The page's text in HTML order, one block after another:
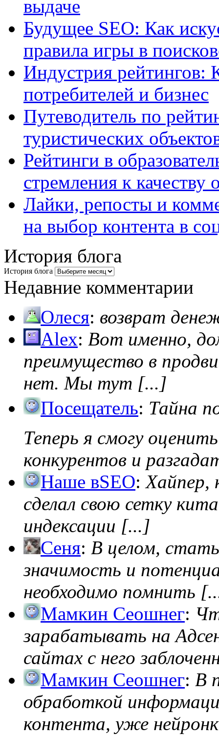
выдаче
Будущее SEO: Как
правила игры в
Индустрия рейтингов:
потребителей и бизнес
Путеводитель по
туристических
Рейтинги в
стремления к качеству
Лайки, репосты и
на выбор контента в
История блога
История блога
Недавние комментарии
Олеся: возврат
Alex: Вот именно,
преимущество в
нет. Мы тут [...]
Посещатель: Тайна
Теперь я смогу
конкурентов и
Наше вSEO:Хайпер,
сделал свою сетку
индексации [...]
Сеня: В целом,
значимость и
необходимо помнить
Мамкин Сеошнег:
зарабатывать на
сайтах с него
Мамкин Сеошнег: В
обработкой
контента, уже